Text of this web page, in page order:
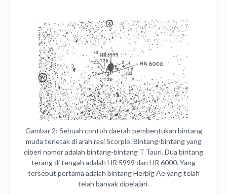
Gambar 2: Sebuah contoh daerah pembentukan bintang
muda terletak di arah rasi Scorpio. Bintang-bintang yang
diberi nomor adalah bintang-bintang T Tauri. Dua bintang
terang di tengah adalah HR 5999 dan HR 6000. Yang
tersebut pertama adalah bintang Herbig Ae yang telah
telah banyak dipelajari.